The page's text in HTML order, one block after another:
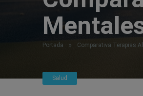
Portada » Comparativa Terapias
Salud